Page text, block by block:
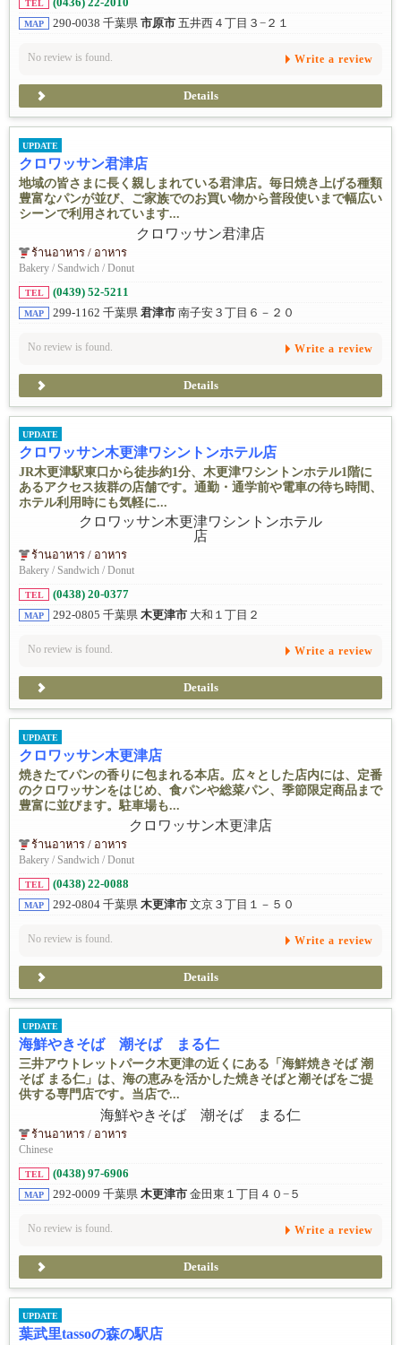
TEL (0436) 22-2010
MAP 290-0038 千葉県 市原市 五井西４丁目３−２１
No review is found. Write a review
Details
UPDATE
クロワッサン君津店
地域の皆さまに長く親しまれている君津店。毎日焼き上げる種類
豊富なパンが並び、ご家族でのお買い物から普段使いまで幅広い
シーンで利用されています...
ร้านอาหาร / อาหาร
Bakery / Sandwich / Donut
TEL (0439) 52-5211
MAP 299-1162 千葉県 君津市 南子安３丁目６－２０
No review is found. Write a review
Details
UPDATE
クロワッサン木更津ワシントンホテル店
JR木更津駅東口から徒歩約1分、木更津ワシントンホテル1階に
あるアクセス抜群の店舗です。通勤・通学前や電車の待ち時間、
ホテル利用時にも気軽に...
ร้านอาหาร / อาหาร
Bakery / Sandwich / Donut
TEL (0438) 20-0377
MAP 292-0805 千葉県 木更津市 大和１丁目２
No review is found. Write a review
Details
UPDATE
クロワッサン木更津店
焼きたてパンの香りに包まれる本店。広々とした店内には、定番
のクロワッサンをはじめ、食パンや総菜パン、季節限定商品まで
豊富に並びます。駐車場も...
ร้านอาหาร / อาหาร
Bakery / Sandwich / Donut
TEL (0438) 22-0088
MAP 292-0804 千葉県 木更津市 文京３丁目１－５０
No review is found. Write a review
Details
UPDATE
海鮮やきそば 潮そば まる仁
三井アウトレットパーク木更津の近くにある「海鮮焼きそば 潮
そば まる仁」は、海の恵みを活かした焼きそばと潮そばをご提
供する専門店です。当店で...
ร้านอาหาร / อาหาร
Chinese
TEL (0438) 97-6906
MAP 292-0009 千葉県 木更津市 金田東１丁目４０−５
No review is found. Write a review
Details
UPDATE
葉武里tassoの森の駅店